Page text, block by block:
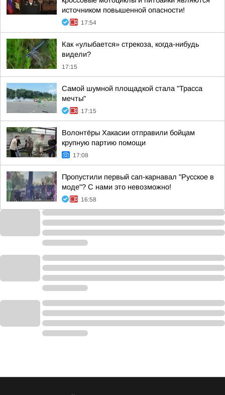
источником повышенной опасности!
17:54
Как «улыбается» стрекоза, когда-нибудь
видели?
17:15
Самой шумной площадкой стала "Трасса
мечты"
17:15
Волонтёры Хакасии отправили бойцам
крупную партию помощи
17:08
Пропустили первый сап-карнавал "Русское в
моде"? С нами это невозможно!
16:58